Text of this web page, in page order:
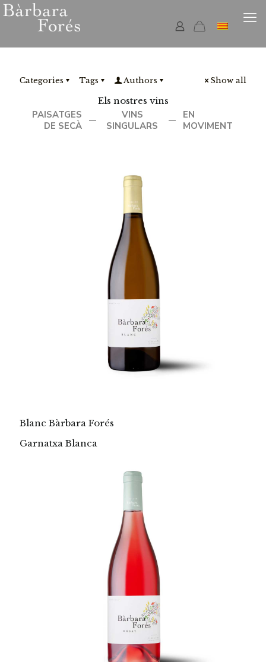
Categories Tags Authors Show all
Els nostres vins
PAISATGES
DE SECÀ
—
VINS
SINGULARS
—
EN
MOVIMENT
Blanc Bàrbara Forés
Garnatxa Blanca